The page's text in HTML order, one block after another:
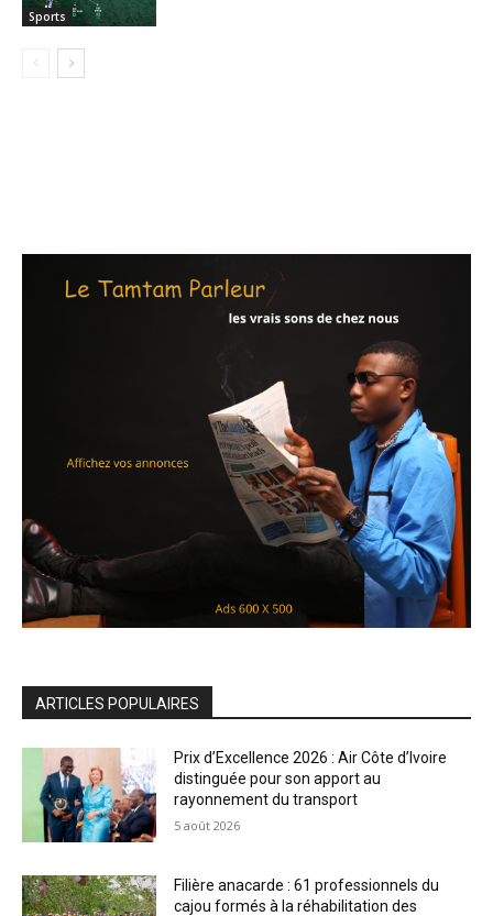
Sports
ARTICLES POPULAIRES
Prix d’Excellence 2026 : Air Côte d’Ivoire
distinguée pour son apport au
rayonnement du transport
5 août 2026
Filière anacarde : 61 professionnels du
cajou formés à la réhabilitation des